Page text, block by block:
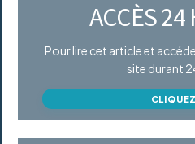
ACCÈS 24
Pour lire cet article et
site durant